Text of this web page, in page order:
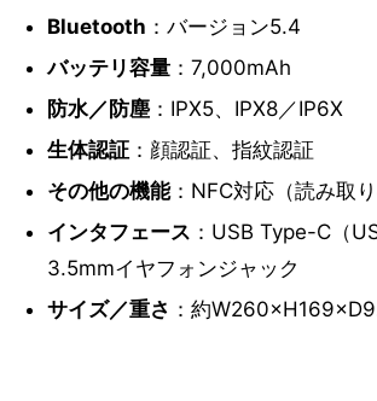
Bluetooth ：バージョン5.4
バッテリ容量：7,000mAh
防水／防塵：IPX5、IPX8／IP6X
生体認証：顔認証、指紋認証
その他の機能：NFC対応（読み取り
インタフェース ：USB Type-C（
3.5mmイヤフォンジャック
サイズ／重さ ：約